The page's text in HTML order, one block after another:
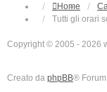
Home
Tutti gli orari
Copyright © 2005 - 2026
Creato da phpBB®